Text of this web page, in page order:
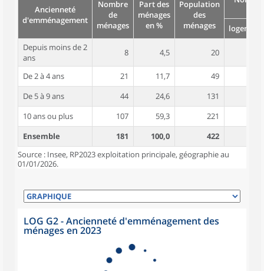
Ancienneté
d'emménagement
Nombre
de
ménages
Part des
ménages
en %
Population
des
ménages
logement
Depuis moins de 2
ans
8 4,5 20
De 2 à 4 ans 21 11,7 49
De 5 à 9 ans
44 24,6 131
10 ans ou plus
107 59,3 221
Ensemble
181 100,0 422
Source : Insee, RP2023 exploitation principale, géographie au
01/01/2026.
LOG G2 - Ancienneté d'emménagement des
ménages en 2023